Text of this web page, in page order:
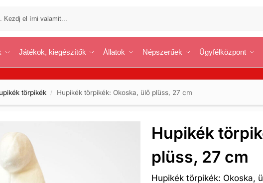
Játékok, kiegészítők Állatok Népszerűek Ügyfélközpont
törpikék / Hupikék törpikék: Okoska, ülő plüss, 27 cm
Hupikék
plüss, 27 cm
Hupikék törpikék: Okoska,